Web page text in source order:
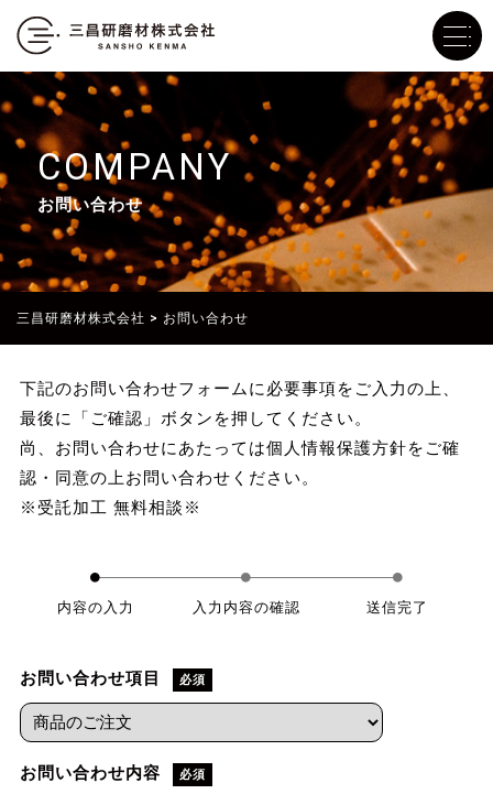
COMPANY
お問い合わせ
三昌研磨材株式会社 > お問い合わせ
下記のお問い合わせフォームに必要事項をご入力の上、
最後に「ご確認」ボタンを押してください。
尚、お問い合わせにあたっては個人情報保護方針をご確
認・同意の上お問い合わせください。
※受託加工 無料相談※
●
内容の入力
●
入力内容の確認
●
送信完了
お問い合わせ項目 必須
お問い合わせ内容 必須